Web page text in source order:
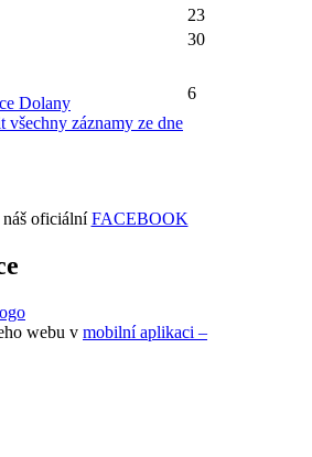
23
30
Dolany
všechny záznamy ze dne
6
náš oficiálníFACEBOOK
webu v mobilní aplikaci –